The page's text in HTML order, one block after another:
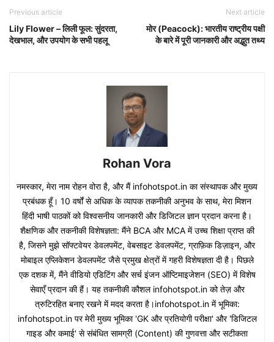
Previous article
Lily Flower – लिली फूल: सुंदरता,
देखभाल, और उपयोग के सभी पहलू
Next article
मोर (Peacock): भारतीय राष्ट्रीय पक्षी
के बारे में पूरी जानकारी और अद्भुत तथ्य
Rohan Vora
नमस्कार, मेरा नाम रोहन वोरा है, और मैं infohotspot.in का संस्थापक और मुख्य
प्रबंधक हूँ। 10 वर्षों से अधिक के व्यापक तकनीकी अनुभव के साथ, मेरा मिशन
हिंदी भाषी पाठकों को विश्वसनीय जानकारी और डिजिटल ज्ञान प्रदान करना है।
शैक्षणिक और तकनीकी विशेषज्ञता: मैंने BCA और MCA में उच्च शिक्षा प्राप्त की
है, जिसने मुझे सॉफ्टवेयर डेवलपमेंट, वेबसाइट डेवलपमेंट, ग्राफ़िक डिज़ाइन, और
मोबाइल एप्लिकेशन डेवलपमेंट जैसे प्रमुख क्षेत्रों में गहरी विशेषज्ञता दी है। पिछले
एक दशक में, मैंने वीडियो एडिटिंग और सर्च इंजन ऑप्टिमाइजेशन (SEO) में विशेष
सेवाएँ प्रदान की हैं। यह तकनीकी कौशल infohotspot.in को तेज़ और
त्रुटिरहित बनाए रखने में मदद करता है।infohotspot.in में भूमिका:
infohotspot.in पर मेरी मुख्य भूमिका 'GK और प्रतियोगी परीक्षा' और 'डिजिटल
गाइड और कमाई' से संबंधित सामग्री (Content) की गुणवत्ता और सटीकता